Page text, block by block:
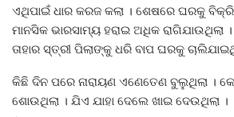
ଏଥିପାଇଁ ଧାର କରଜ କଲା । ଶେଷରେ ଘରକୁ ବିକ୍ରି
ମାନସିକ ଭାରସାମ୍ୟ ହରାଇ ଅଧିକ ରାଗିଯାଉଥିଲା
ତାହାର ସ୍ତ୍ରୀ ପିଲାଙ୍କୁ ଧରି ବାପ ଘରକୁ
କିଛି ଦିନ ପରେ ନାରାୟଣ ଏଣେତେଣ ବୁଲୁଥିଲା ।
ଶୋଉଥିଲା । ଯିଏ ଯାହା ଦେଲେ ଖାଇ ଦେଉଥିଲା ।